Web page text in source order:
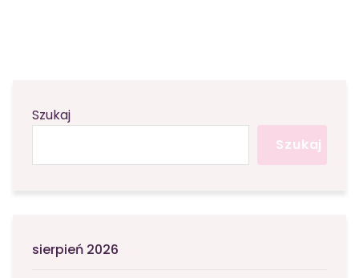
Szukaj
Szukaj
sierpień 2026